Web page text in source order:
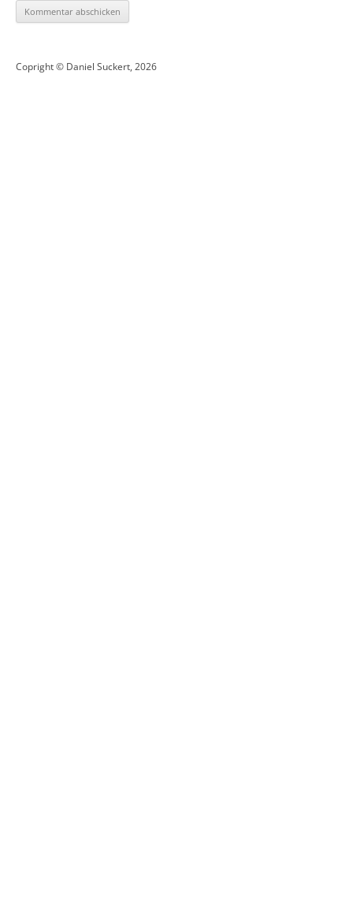
Copright © Daniel Suckert, 2026